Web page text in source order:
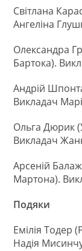
Світлана
Ангеліна
Олександра
Бартока).
Андрій
Викладач
Ольга Дюрик
Викладач
Арсеній
Мартона).
Подяки
Емілія Тодер
Надія